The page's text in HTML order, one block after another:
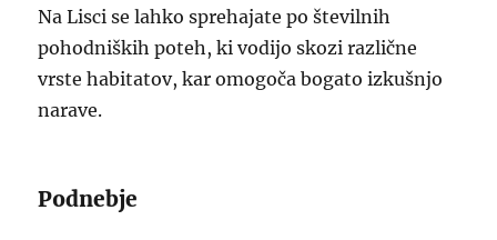
Na Lisci se lahko sprehajate po številnih
pohodniških poteh, ki vodijo skozi različne
vrste habitatov, kar omogoča bogato izkušnjo
narave.
Podnebje